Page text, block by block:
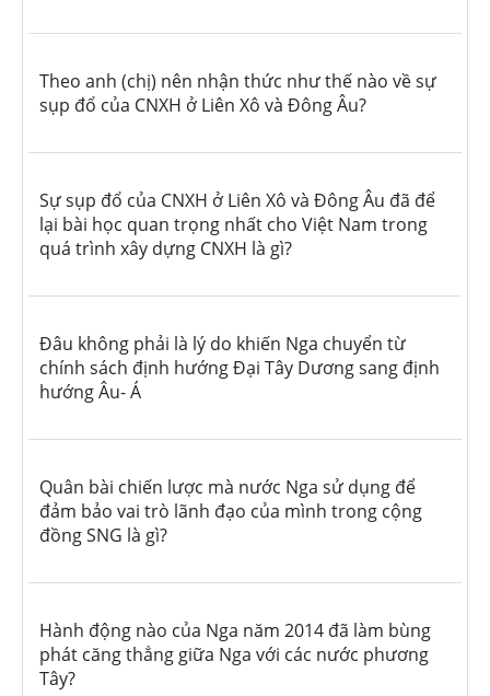
Theo anh (chị) nên nhận thức như thế nào về sự
sụp đổ của CNXH ở Liên Xô và Đông Âu?
Sự sụp đổ của CNXH ở Liên Xô và Đông Âu đã để
lại bài học quan trọng nhất cho Việt Nam trong
quá trình xây dựng CNXH là gì?
Đâu không phải là lý do khiến Nga chuyển từ
chính sách định hướng Đại Tây Dương sang định
hướng Âu- Á
Quân bài chiến lược mà nước Nga sử dụng để
đảm bảo vai trò lãnh đạo của mình trong cộng
đồng SNG là gì?
Hành động nào của Nga năm 2014 đã làm bùng
phát căng thẳng giữa Nga với các nước phương
Tây?